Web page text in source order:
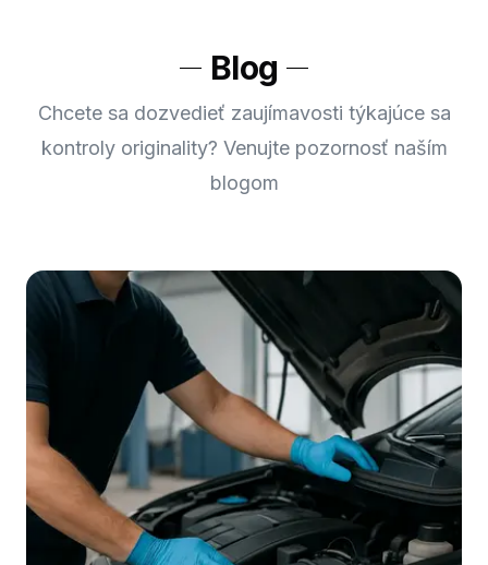
Blog
Chcete sa dozvedieť zaujímavosti týkajúce sa
kontroly originality? Venujte pozornosť naším
blogom